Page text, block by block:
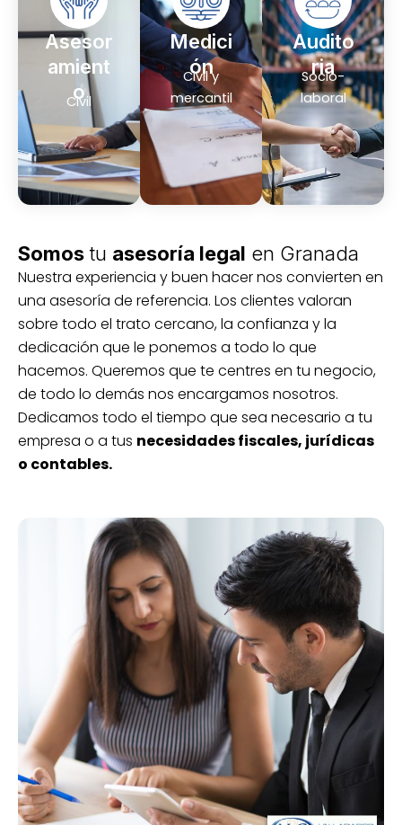
Asesor
amient
o
Civil
Medici
ón
Civil y
mercantil
Audito
ria
Socio-
laboral
Somostu asesoría legal en Granada
Nuestra experiencia y buen hacer nos convierten en
una asesoría de referencia. Los clientes valoran
sobre todo el trato cercano, la confianza y la
dedicación que le ponemos a todo lo que
hacemos. Queremos que te centres en tu negocio,
de todo lo demás nos encargamos nosotros.
Dedicamos todo el tiempo que sea necesario a tu
empresa o a tus necesidades fiscales, jurídicas
o contables.